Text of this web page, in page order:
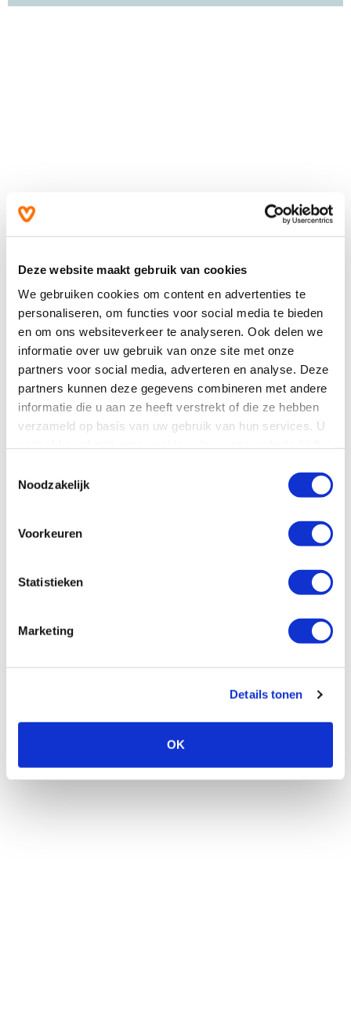
Deze website maakt gebruik van cookies
We gebruiken cookies om content en advertenties te
personaliseren, om functies voor social media te bieden
en om ons websiteverkeer te analyseren. Ook delen we
informatie over uw gebruik van onze site met onze
partners voor social media, adverteren en analyse. Deze
partners kunnen deze gegevens combineren met andere
informatie die u aan ze heeft verstrekt of die ze hebben
verzameld op basis van uw gebruik van hun services. U
Noodzakelijk
Voorkeuren
Statistieken
Marketing
Details tonen
OK